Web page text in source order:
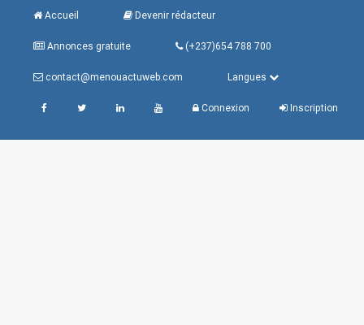
Accueil Devenir rédacteur
Annonces gratuite (+237)654 788 700
contact@menouactuweb.com Langues
Connexion Inscription